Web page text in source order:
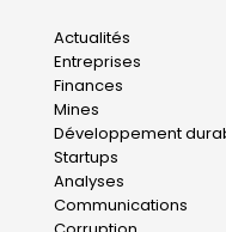
Main
navigation
Actualités
Entreprises
Finances
Mines
Développement
Startups
Analyses
Communications